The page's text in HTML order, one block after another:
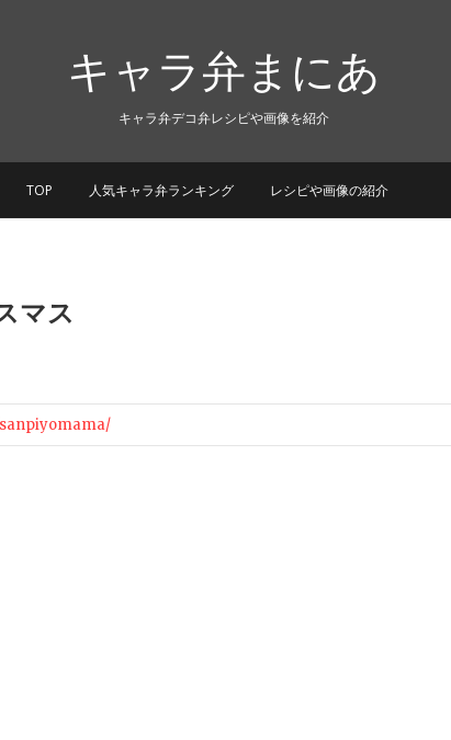
キャラ弁まにあ
キャラ弁デコ弁レシピや画像を紹介
TOP 人気キャラ弁ランキング レシピや画像の紹介
マス